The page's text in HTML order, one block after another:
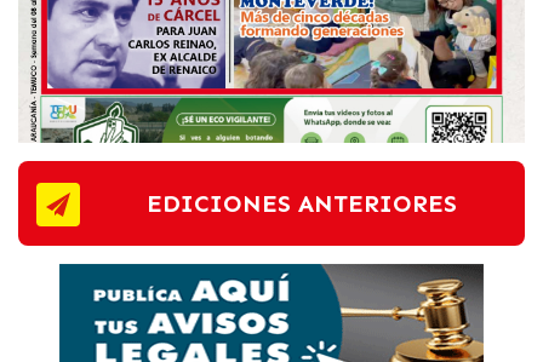
EDICIONES ANTERIORES